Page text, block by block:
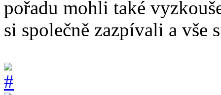
pořadu mohli také
si společně zazpívali a vše